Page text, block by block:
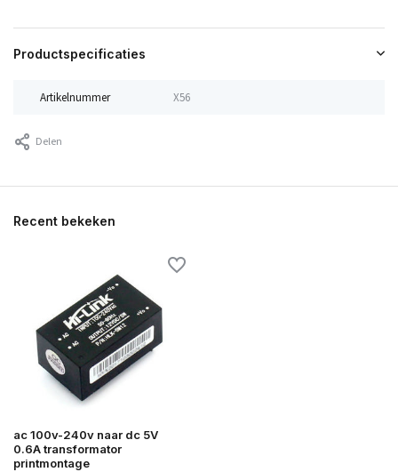
Productspecificaties
Artikelnummer X56
Delen
Recent bekeken
ac 100v-240v naar dc 5V
0.6A transformator
printmontage